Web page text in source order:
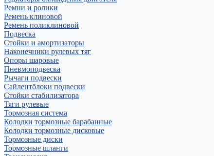
Ремни и ролики
Ремень клиновой
Ремень поликлиновой
Подвеска
Стойки и амортизаторы
Наконечники рулевых тяг
Опоры шаровые
Пневмоподвеска
Рычаги подвески
Сайлентблоки подвески
Стойки стабилизатора
Тяги рулевые
Тормозная система
Колодки тормозные барабанные
Колодки тормозные дисковые
Тормозные диски
Тормозные шланги